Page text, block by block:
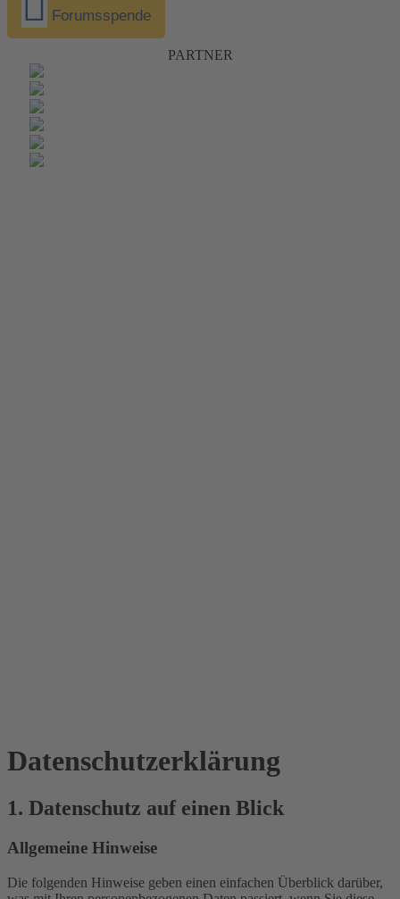
Forumsspende
PARTNER
Datenschutz­erklärung
1. Datenschutz auf einen Blick
Allgemeine Hinweise
Die folgenden Hinweise geben einen einfachen Überblick darüber,